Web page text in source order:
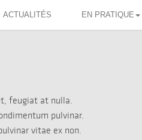
ACTUALITÉS EN PRATIQUE
feugiat at nulla.
pulvinar.
vitae ex non.